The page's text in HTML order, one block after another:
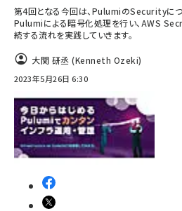
第4回となる今回は、PulumiのSecurityにつ
Pulumiによる暗号化処理を行い、AWS
続する流れを実践していきます。
大関 研丞 (Kenneth Ozeki)
2023年5月26日 6:30